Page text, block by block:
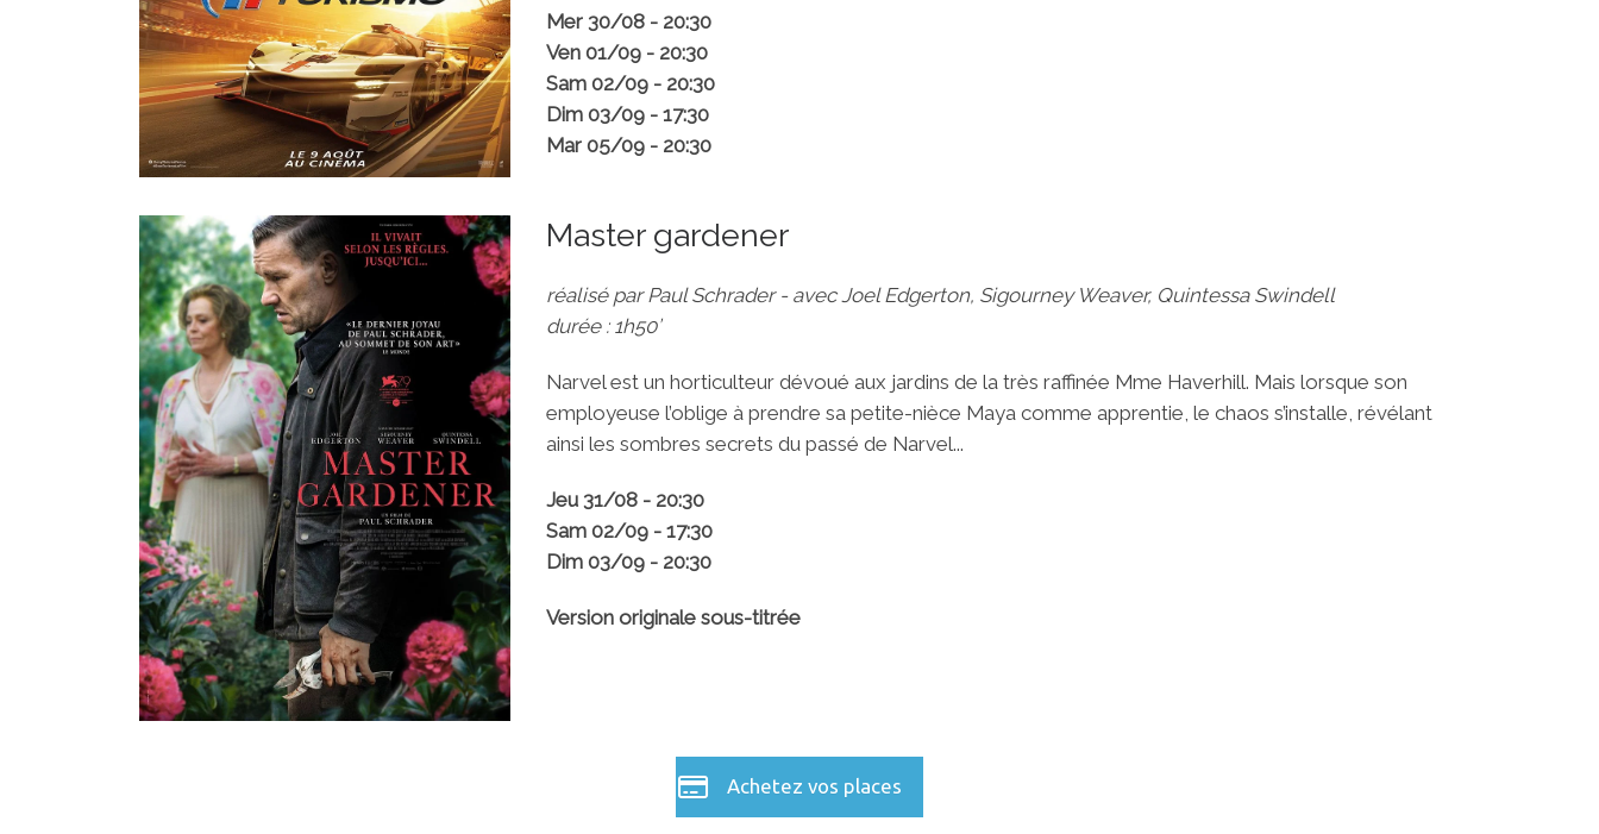
Mer 30/08 - 20:30
Ven 01/09 - 20:30
Sam 02/09 - 20:30
Dim 03/09 - 17:30
Mar 05/09 - 20:30
Master gardener
réalisé par Paul Schrader - avec Joel Edgerton, Sigourney Weaver, Quintessa Swindell
durée : 1h50’
Narvel est un horticulteur dévoué aux jardins de la très raffinée Mme Haverhill. Mais lorsque son
employeuse l’oblige à prendre sa petite-nièce Maya comme apprentie, le chaos s’installe, révélant
ainsi les sombres secrets du passé de Narvel...
Jeu 31/08 - 20:30
Sam 02/09 - 17:30
Dim 03/09 - 20:30
Version originale sous-titrée
Achetez vos places